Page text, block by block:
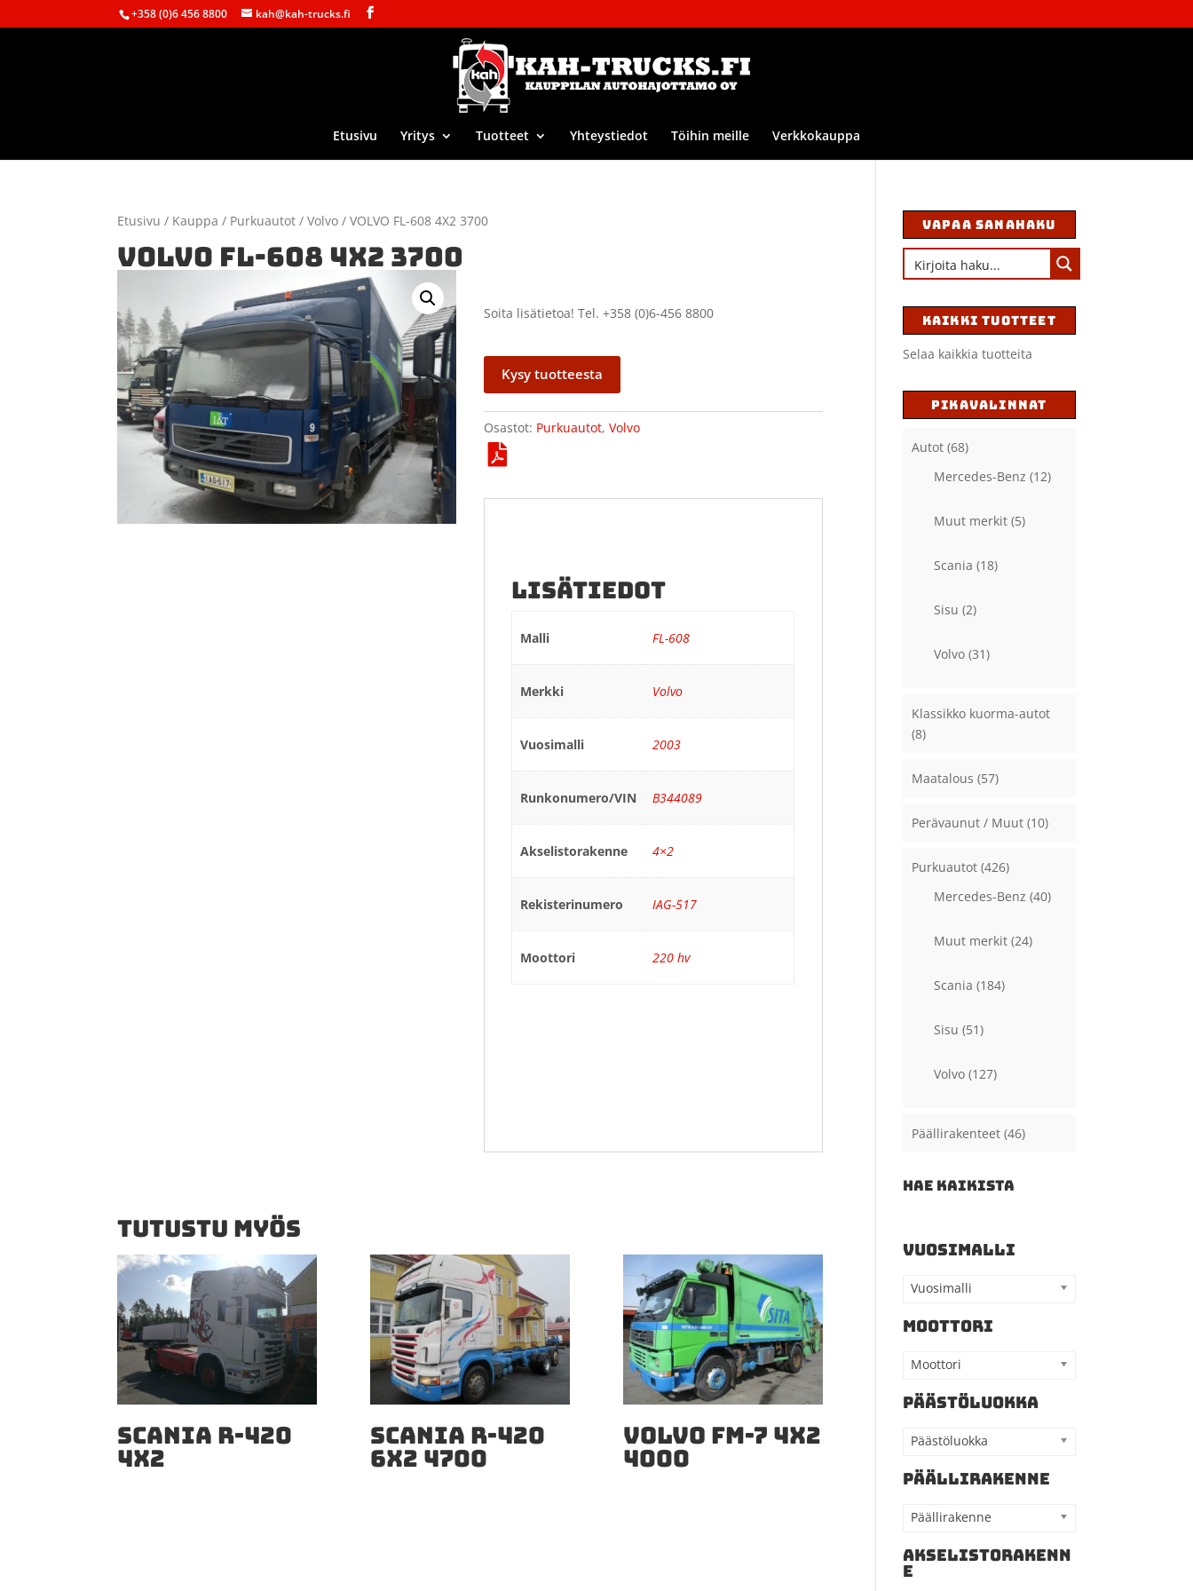
+358 (0)6 456 8800 kah@kah-trucks.fi
Etusivu Yritys Tuotteet Yhteystiedot Töihin meille Verkkokauppa
Etusivu / Kauppa / Purkuautot / Volvo / VOLVO FL-608 4X2 3700
VOLVO FL-608 4X2 3700
Soita lisätietoa! Tel. +358 (0)6-456 8800
Kysy tuotteesta
Osastot: Purkuautot,Volvo
LISÄTIEDOT
Malli FL-608
Merkki Volvo
Vuosimalli 2003
Runkonumero/VIN B344089
Akselistorakenne 4×2
Rekisterinumero IAG-517
Moottori 220 hv
TUTUSTU MYÖS
SCANIA R-420
4X2
SCANIA R-420
6X2 4700
VOLVO FM-7 4X2
4000
VAPAA SANAHAKU
KAIKKI TUOTTEET
Selaa kaikkia tuotteita
PIKAVALINNAT
Autot (68)
Mercedes-Benz (12)
Muut merkit (5)
Scania (18)
Sisu (2)
Volvo (31)
Klassikko kuorma-autot
(8)
Maatalous (57)
Perävaunut / Muut (10)
Purkuautot (426)
Mercedes-Benz (40)
Muut merkit (24)
Scania (184)
Sisu (51)
Volvo (127)
Päällirakenteet (46)
HAE KAIKISTA
VUOSIMALLI
Vuosimalli
MOOTTORI
Moottori
PÄÄSTÖLUOKKA
Päästöluokka
PÄÄLLIRAKENNE
Päällirakenne
AKSELISTORAKENN
E